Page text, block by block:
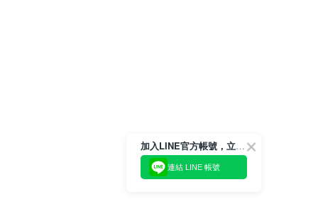
加入LINE官方帳號，立即獲得$100購物金!
連結 LINE 帳號